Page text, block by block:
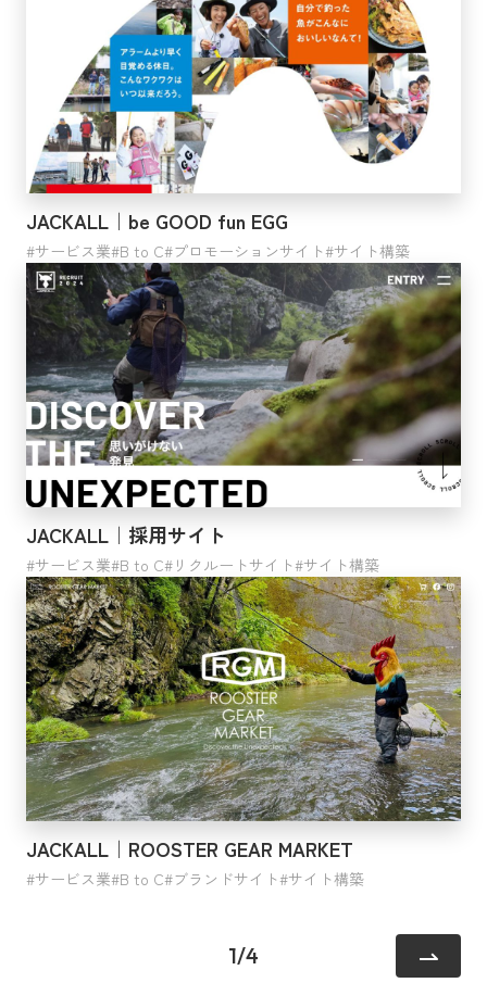
JACKALL｜be GOOD fun EGG
サービス業 B to C プロモーションサイト サイト構築
JACKALL｜採用サイト
サービス業 B to C リクルートサイト サイト構築
JACKALL｜ROOSTER GEAR MARKET
サービス業 B to C ブランドサイト サイト構築
1/4